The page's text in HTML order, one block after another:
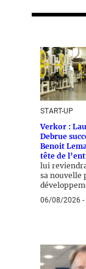
START-UP
Verkor :
Debrue
Benoit
tête de
lui
sa nouvelle
06/08/2026 -